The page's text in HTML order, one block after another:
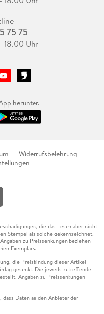
75 75
18.00 Uhr
herunter.
Widerrufsbelehrung
die das Lesen aber nicht
Stempel als solche gekennzeichnet.
zu Preissenkungen beziehen
Exemplars.
die Preisbindung dieser Artikel
gesenkt. Die jeweils zutreffende
Angaben zu Preissenkungen
Daten an den Anbieter der